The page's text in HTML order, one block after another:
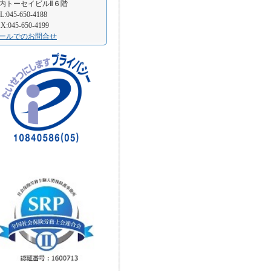
トーセイビルⅡ６階
650-4188
650-4199
ルでのお問合せ